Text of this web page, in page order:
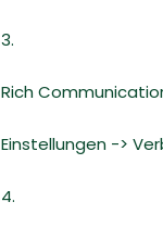
3.
Rich
Einstellungen ->
4.